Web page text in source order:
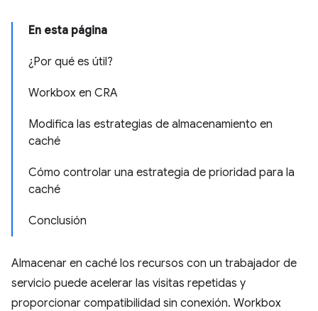
En esta página
¿Por qué es útil?
Workbox en CRA
Modifica las estrategias de almacenamiento en
caché
Cómo controlar una estrategia de prioridad para la
caché
Conclusión
Almacenar en caché los recursos con un trabajador de
servicio puede acelerar las visitas repetidas y
proporcionar compatibilidad sin conexión. Workbox